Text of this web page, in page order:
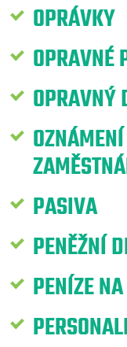
OPRÁVKY
OPRAVNÉ
OPRAVNÝ
PASIVA
PENĚŽNÍ
PENÍZE